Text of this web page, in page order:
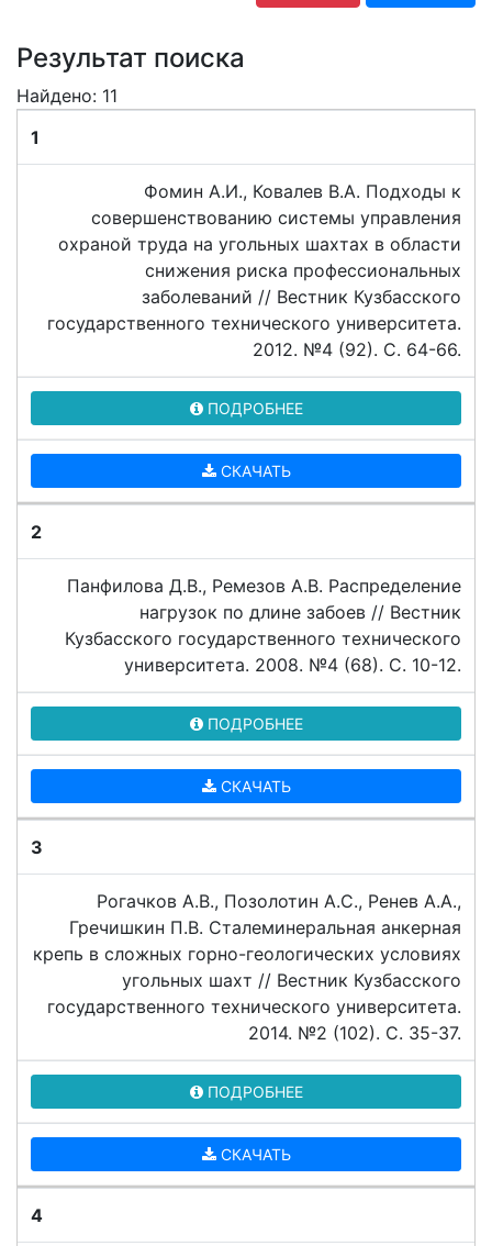
Результат поиска
Найдено: 11
1
Фомин А.И., Ковалев В.А. Подходы к
совершенствованию системы управления
охраной труда на угольных шахтах в области
снижения риска профессиональных
заболеваний // Вестник Кузбасского
государственного технического университета.
2012. №4 (92). C. 64-66.
ПОДРОБНЕЕ
СКАЧАТЬ
2
Панфилова Д.В., Ремезов А.В. Распределение
нагрузок по длине забоев // Вестник
Кузбасского государственного технического
университета. 2008. №4 (68). C. 10-12.
ПОДРОБНЕЕ
СКАЧАТЬ
3
Рогачков А.В., Позолотин А.С., Ренев А.А.,
Гречишкин П.В. Сталеминеральная анкерная
крепь в сложных горно-геологических условиях
угольных шахт // Вестник Кузбасского
государственного технического университета.
2014. №2 (102). C. 35-37.
ПОДРОБНЕЕ
СКАЧАТЬ
4